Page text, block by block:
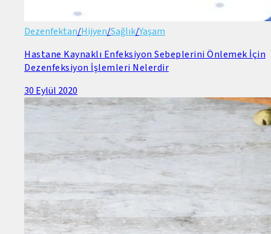
Dezenfektan/Hijyen/Sağlık/Yaşam
Hastane Kaynaklı Enfeksiyon Sebeplerini Önlemek İçin
Dezenfeksiyon İşlemleri Nelerdir
30 Eylül 2020